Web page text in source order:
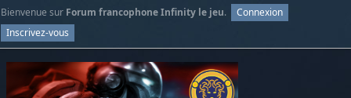
Bienvenue sur Forum francophone Infinity le jeu.
Connexion
Inscrivez-vous